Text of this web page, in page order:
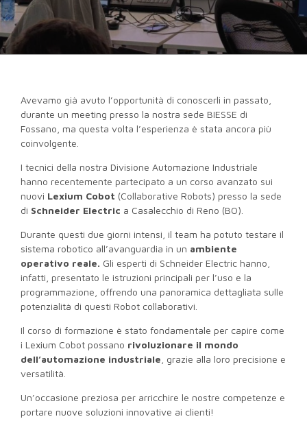
Avevamo già avuto l’opportunità di conoscerli in passato,
durante un meeting presso la nostra sede BIESSE di
Fossano, ma questa volta l’esperienza è stata ancora più
coinvolgente.
I tecnici della nostra Divisione Automazione Industriale
hanno recentemente partecipato a un corso avanzato sui
nuovi Lexium Cobot (Collaborative Robots) presso la sede
di Schneider Electric a Casalecchio di Reno (BO).
Durante questi due giorni intensi, il team ha potuto testare il
sistema robotico all’avanguardia in un ambiente
operativo reale. Gli esperti di Schneider Electric hanno,
infatti, presentato le istruzioni principali per l’uso e la
programmazione, offrendo una panoramica dettagliata sulle
potenzialità di questi Robot collaborativi.
Il corso di formazione è stato fondamentale per capire come
i Lexium Cobot possano rivoluzionare il mondo
dell’automazione industriale , grazie alla loro precisione e
versatilità.
Un’occasione preziosa per arricchire le nostre competenze e
portare nuove soluzioni innovative ai clienti!